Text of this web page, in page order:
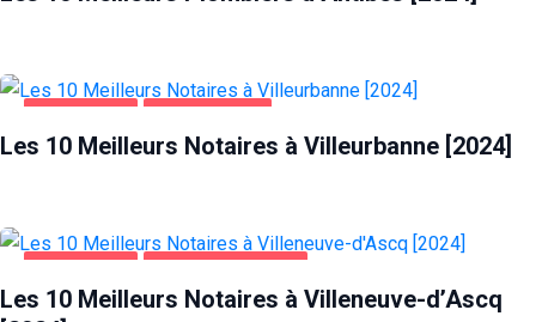
ENTREPRISES VILLEURBANNE
Les 10 Meilleurs Notaires à Villeurbanne [2024]
ENTREPRISES VILLENEUVE-D'ASCQ
Les 10 Meilleurs Notaires à Villeneuve-d’Ascq